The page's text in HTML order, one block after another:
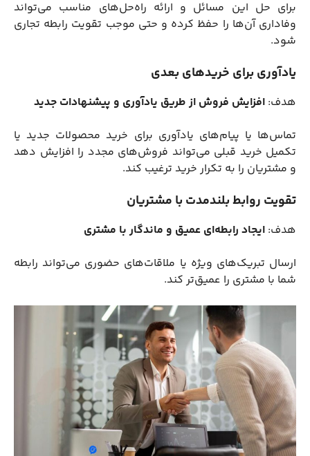
برای حل این مسائل و ارائه راه‌حل‌های مناسب می‌تواند
وفاداری آن‌ها را حفظ کرده و حتی موجب تقویت رابطه تجاری
شود.
یادآوری برای خریدهای بعدی
هدف: افزایش فروش از طریق یادآوری و پیشنهادات جدید
تماس‌ها یا پیام‌های یادآوری برای خرید محصولات جدید یا
تکمیل خرید قبلی می‌تواند فروش‌های مجدد را افزایش دهد
و مشتریان را به تکرار خرید ترغیب کند.
تقویت روابط بلندمدت با مشتریان
هدف: ایجاد رابطه‌ای عمیق و ماندگار با مشتری
ارسال تبریک‌های ویژه یا ملاقات‌های حضوری می‌تواند رابطه
شما با مشتری را عمیق‌تر کند.